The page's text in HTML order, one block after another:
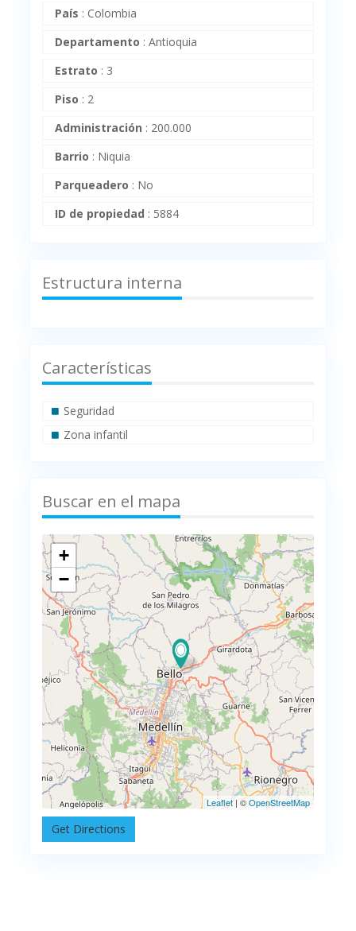
País : Colombia
Departamento :Antioquia
Estrato : 3
Piso : 2
Administración : 200.000
Barrio : Niquia
Parqueadero : No
ID de propiedad : 5884
Estructura interna
Características
Seguridad
Zona infantil
Buscar en el mapa
+
−
Leaflet| ©OpenStreetMap
Get Directions